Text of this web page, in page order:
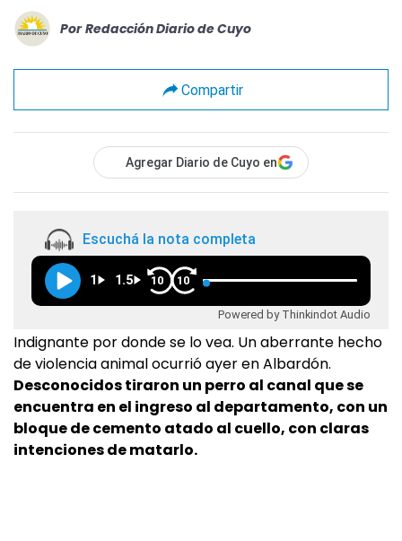
Por Redacción Diario de Cuyo
Compartir
Agregar Diario de Cuyo en
Escuchá la nota completa
1 1.5 10 10
Powered by Thinkindot Audio
Indignante por donde se lo vea. Un aberrante hecho
de violencia animal ocurrió ayer en Albardón.
Desconocidos tiraron un perro al canal que se
encuentra en el ingreso al departamento, con un
bloque de cemento atado al cuello, con claras
intenciones de matarlo.